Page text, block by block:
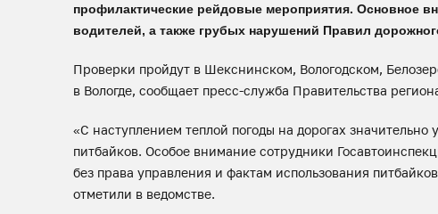
профилактические рейдовые мероприятия. Основное
водителей, а также грубых нарушений Правил
Проверки пройдут в Шекснинском, Вологодском,
в Вологде, сообщает пресс-служба Правительства
«С наступлением теплой погоды на дорогах
питбайков. Особое внимание сотрудники
без права управления и фактам использования
отметили в ведомстве.